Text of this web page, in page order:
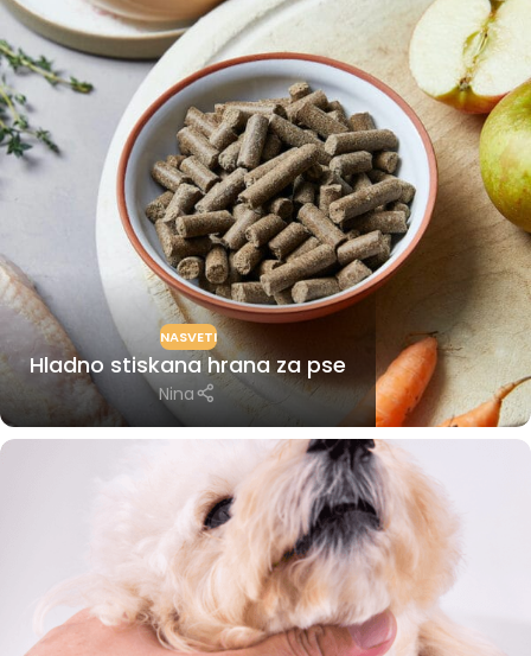
NASVETI
Hladno stiskana hrana za pse
Nina